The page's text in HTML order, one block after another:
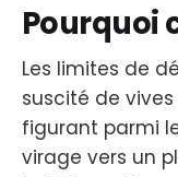
Pourquoi
Les limites de
suscité de
figurant parmi
virage vers un